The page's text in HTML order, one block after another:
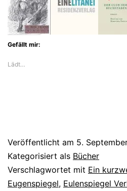
Gefällt mir:
Lädt…
Veröffentlicht am 5.
Kategorisiert als Bücher
Verschlagwortet mit Ein
Eugenspiegel, Eulenspiegel